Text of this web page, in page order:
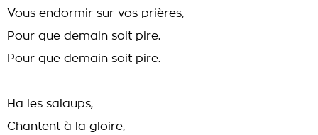
Vous endormir sur vos prières,
Pour que demain soit pire.
Pour que demain soit pire.
Ha les salaups,
Chantent à la gloire,